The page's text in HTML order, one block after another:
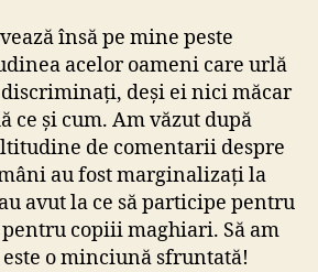
însă pe mine peste
acelor oameni care urlă
discriminați, deși ei nici măcar
ce și cum. Am văzut după
de comentarii despre
au fost marginalizați la
avut la ce să participe pentru
copiii maghiari. Să am
o minciună sfruntată!